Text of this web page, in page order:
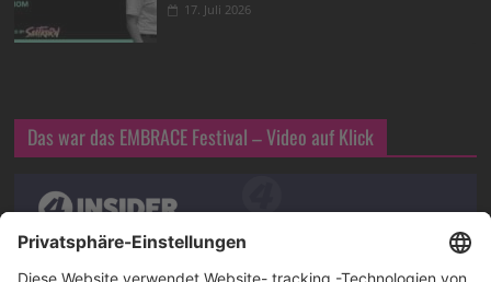
17. Juli 2026
Das war das EMBRACE Festival – Video auf Klick